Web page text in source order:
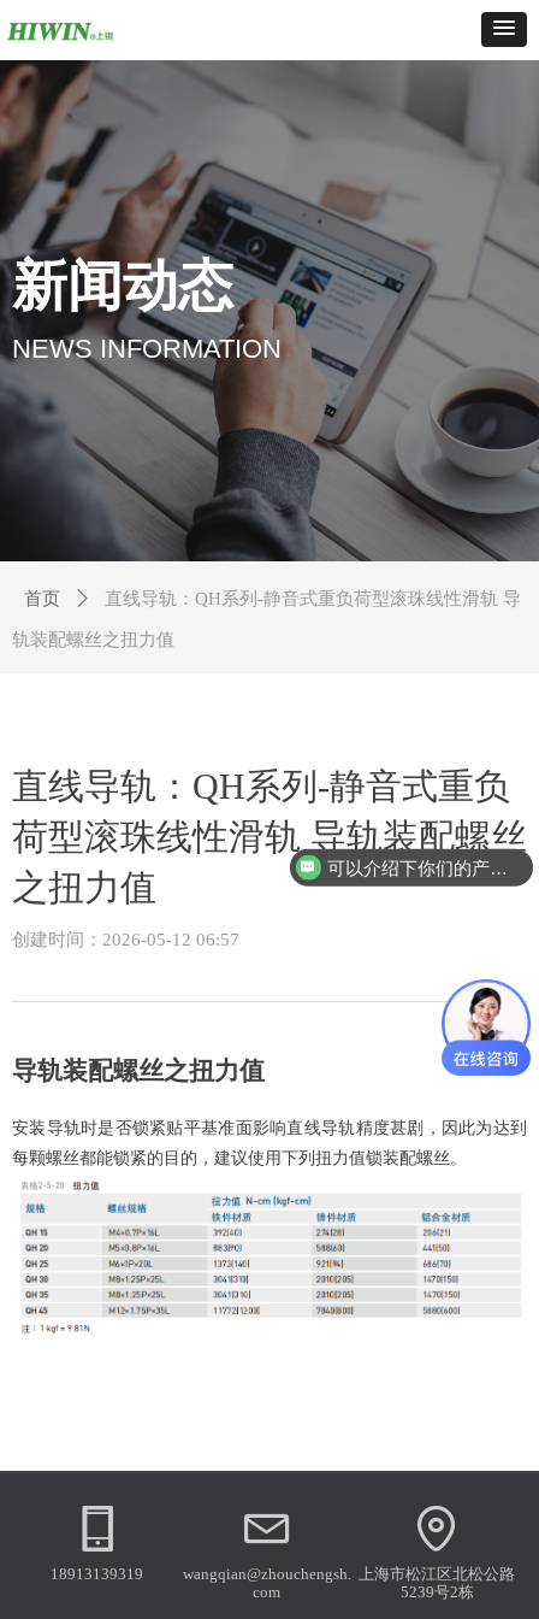
新闻动态
NEWS INFORMATION
首页 ꄲ 直线导轨：QH系列-静音式重负荷型滚珠线性滑轨 导
轨装配螺丝之扭力值
直线导轨：QH系列-静音式重负
荷型滚珠线性滑轨 导轨装配螺丝
之扭力值
创建时间： 2026-05-12 06:57
导轨装配螺丝之扭力值
安装导轨时是否锁紧贴平基准面影响直线导轨精度甚剧，因此为达到
每颗螺丝都能锁紧的目的，建议使用下列扭力值锁装配螺丝。
18913139319
wangqian@zhouchengsh.
com
上海市松江区北松公路
5239号2栋
可以介绍下你们的产品么？